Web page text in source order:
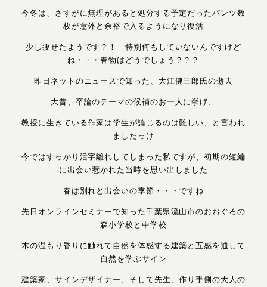
今冬は、さすがに無理があると処分する予定だったパンツ数
枚が意外と余裕で入るようになり復活
少し痩せたようです？！ 特別何もしていないんですけど
ね・・・春物はどうでしょう？？？
昨日ネットのニュースで知った、大江健三郎氏の逝去
大昔、卒論のテーマの候補のお一人に挙げ、
教授に生きている作家は学生が論じるのは難しい、と言われ
ましたっけ
今ではすっかり活字離れしてしまった私ですが、初期の短編
に出会い惹かれた当時を思い出しました
春は別れと出会いの季節・・・ですね
先日オンラインセミナーで知った千葉県流山市のおおぐろの
森小学校と中学校
木の温もり香りに触れて自然を体感する建築と五感を通して
自然を学ぶサイン
建築家、サインデザイナー、そして先生、作り手側の大人の